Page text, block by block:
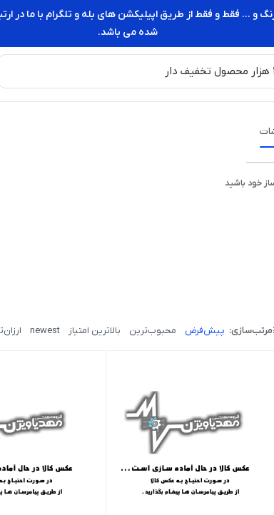
و ... فقط و فقط از طریق اپیلیکشن های بله و تلگرام با ما در
شده می باشد.
خود باشید
مرتب‌سازی: پیش‌فرض محبوب‌ترین بالاترین امتیاز newest